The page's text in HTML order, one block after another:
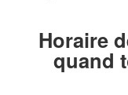
Horaire
quand